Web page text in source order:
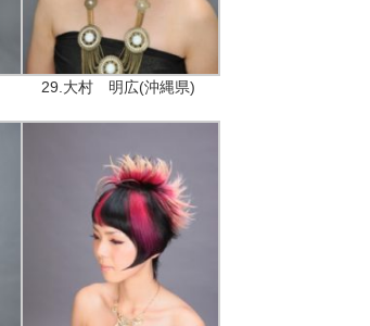
29.大村 明広(沖縄県)